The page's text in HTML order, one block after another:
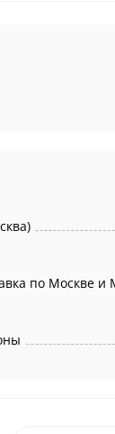
по Москве и